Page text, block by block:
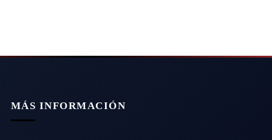
MÁS INFORMACIÓN